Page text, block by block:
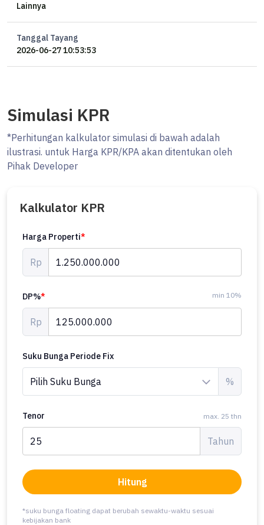
Lainnya
Tanggal Tayang
2026-06-27 10:53:53
Simulasi KPR
*Perhitungan kalkulator simulasi di bawah adalah
ilustrasi. untuk Harga KPR/KPA akan ditentukan oleh
Pihak Developer
Kalkulator KPR
Harga Properti*
Rp
DP%* min 10%
Rp
Suku Bunga Periode Fix
%
Tenor max. 25 thn
Tahun
Hitung
*suku bunga floating dapat berubah sewaktu-waktu sesuai
kebijakan bank